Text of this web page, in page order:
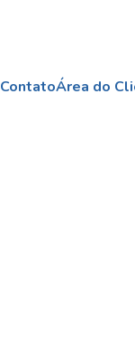
ContatoÁrea do